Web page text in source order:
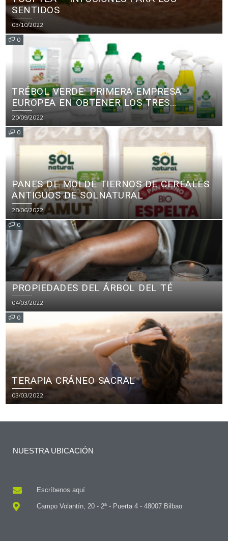
SENTIDOS
03/10/2022
0
TRÉBOL VERDE: PRIMERA EMPRESA
EUROPEA EN OBTENER LOS TRES
PRINCIPALES CERTIFICADOS ECOLÓGICOS
PARA PRODUCTOS DE LIMPIEZA
20/09/2022
0
PANES DE MOLDE TIERNOS DE CEREALES
ANTIGUOS DE SOLNATURAL
28/06/2022
0
PROPIEDADES DEL ÁRBOL DEL TÉ
04/03/2022
0
TERAPIA CRÁNEO SACRAL
03/03/2022
NUESTRA UBICACIÓN
Escríbenos aquí
Campo Volantín, 20 - 2ª - Puerta 4 - 48007 Bilbao